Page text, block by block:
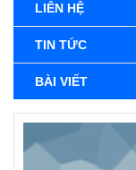
LIÊN HỆ
TIN TỨC
BÀI VIẾT